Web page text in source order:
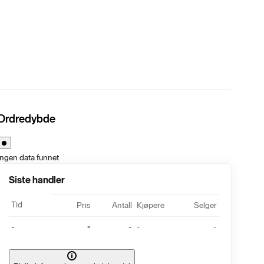
data funnet
Siste handler
Tid Pris Antall Kjøpere Selger
- - - - -